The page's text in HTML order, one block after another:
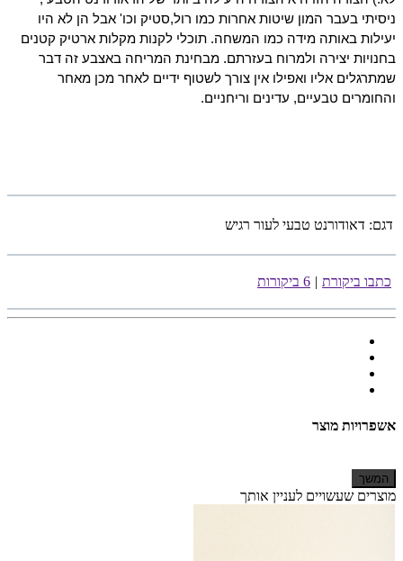
והחומרים טבעיים, עדינים וריחניים.
דגם: דאודורנט טבעי לעור רגיש
כתבו ביקורת | 6 ביקורות
אשפרויות מוצר
המשך
מוצרים שעשויים לעניין אותך